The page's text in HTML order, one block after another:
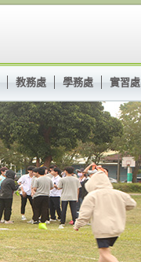
教務處 學務處 實習處